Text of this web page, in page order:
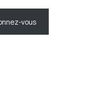
vous